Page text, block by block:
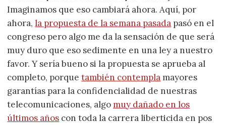
Imaginamos que eso cambiará ahora. Aquí, por
ahora,la propuesta de la semana pasada pasó en el
congreso pero algo me da la sensación de que será
muy duro que eso sedimente en una ley a nuestro
favor. Y sería bueno si la propuesta se aprueba al
completo, porquetambién contempla mayores
garantías para la confidencialidad de nuestras
telecomunicaciones, algomuy dañado en los
últimos años con toda la carrera liberticida en pos